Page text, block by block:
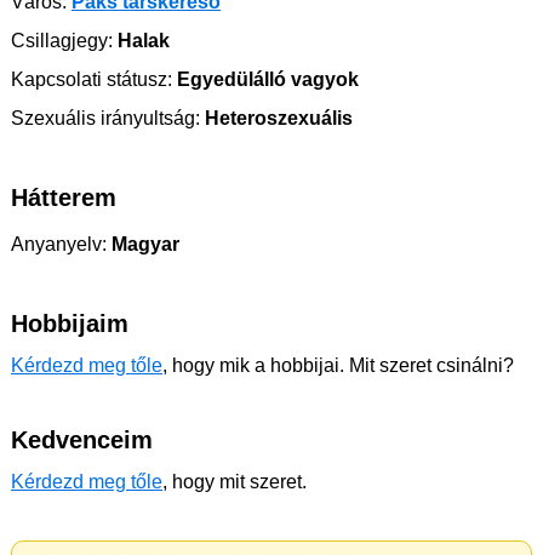
Csillagjegy: Halak
Kapcsolati státusz: Egyedülálló vagyok
Szexuális irányultság: Heteroszexuális
Hátterem
Anyanyelv: Magyar
Hobbijaim
Kérdezd meg tőle, hogy mik a hobbijai. Mit szeret csinálni?
Kedvenceim
Kérdezd meg tőle, hogy mit szeret.